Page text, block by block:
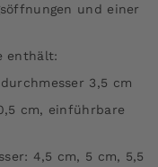
und einer
enthält:
3,5 cm
cm, einführbare
4,5 cm, 5 cm, 5,5